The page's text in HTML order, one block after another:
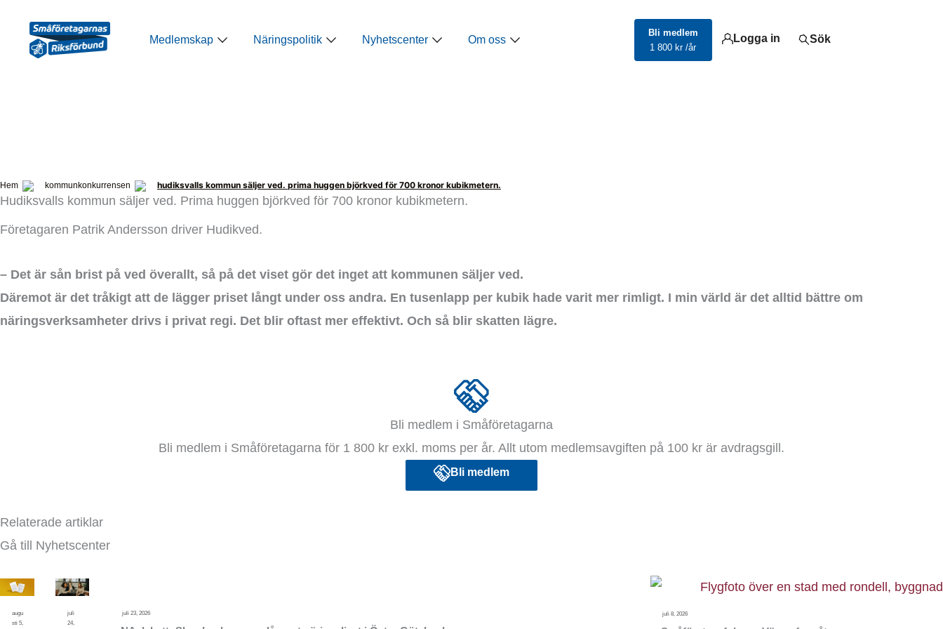
innehåll
Medlemskap Öppna Medlemskap
Näringspolitik Öppna Näringspolitik
Nyhetscenter Öppna Nyhetscenter
Om oss Öppna Om oss
Bli medlem
1 800 kr /år
Logga in Sök
Hem kommunkonkurrensen hudiksvalls kommun säljer ved. prima huggen björkved för 700 kronor kubikmetern.
Hudiksvalls kommun säljer ved. Prima huggen björkved för 700 kronor kubikmetern.
Företagaren Patrik Andersson driver Hudikved.
– Det är sån brist på ved överallt, så på det viset gör det inget att kommunen säljer ved.
Däremot är det tråkigt att de lägger priset långt under oss andra. En tusenlapp per kubik hade varit mer rimligt. I min värld är det alltid bättre om
näringsverksamheter drivs i privat regi. Det blir oftast mer effektivt. Och så blir skatten lägre.
Bli medlem i Småföretagarna
Bli medlem i Småföretagarna för 1 800 kr exkl. moms per år. Allt utom medlemsavgiften på 100 kr är avdragsgill.
Bli medlem
Relaterade artiklar
Gå till Nyhetscenter
augu
sti 5,
juli
24,
juli 23, 2026 juli 8, 2026